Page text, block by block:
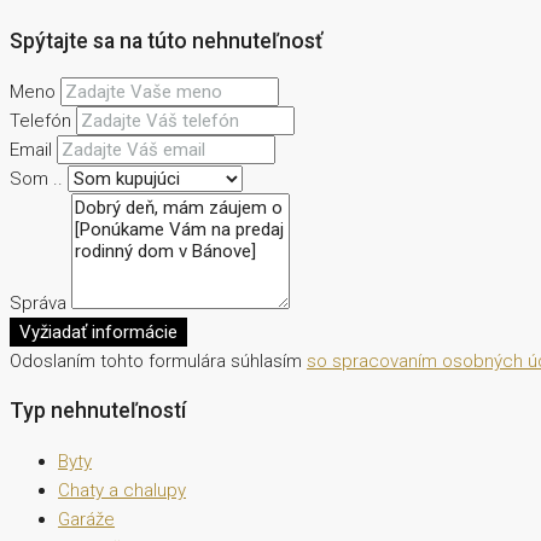
Spýtajte sa na túto nehnuteľnosť
Meno
Telefón
Email
Som ..
Správa
Vyžiadať informácie
Odoslaním tohto formulára súhlasím so spracovaním osobných
Typ nehnuteľností
Byty
Chaty a chalupy
Garáže